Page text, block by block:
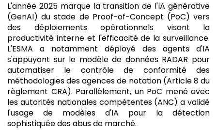
L'année 2025 marque la transition de l'IA générative
(GenAI) du stade de Proof-of-Concept (PoC) vers
des déploiements opérationnels visant la
productivité interne et l'efficacité de la surveillance.
L'ESMA a notamment déployé des agents d'IA
s'appuyant sur le modèle de données RADAR pour
automatiser le contrôle de conformité des
méthodologies des agences de notation (Article 8 du
règlement CRA). Parallèlement, un PoC mené avec
les autorités nationales compétentes (ANC) a validé
l'usage de modèles d'IA pour la détection
sophistiquée des abus de marché.